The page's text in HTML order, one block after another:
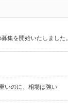
集を開始いたしました。
いのに、相場は強い